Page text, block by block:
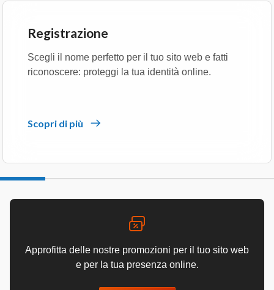
Registrazione
Scegli il nome perfetto per il tuo sito web e fatti
riconoscere: proteggi la tua identità online.
Scopri di più
Approfitta delle nostre promozioni per il tuo sito web
e per la tua presenza online.